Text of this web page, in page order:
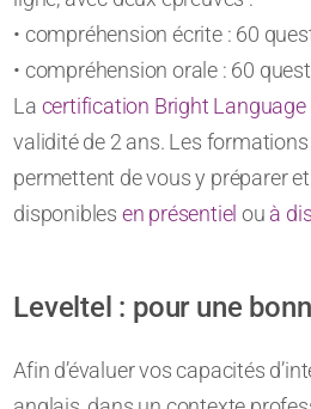
• compréhension écrite : 60
• compréhension orale : 60
La certification Bright Language
validité de 2 ans. Les
permettent de vous y préparer
disponibles en présentiel ou à
Leveltel : pour une
Afin d’évaluer vos capacités